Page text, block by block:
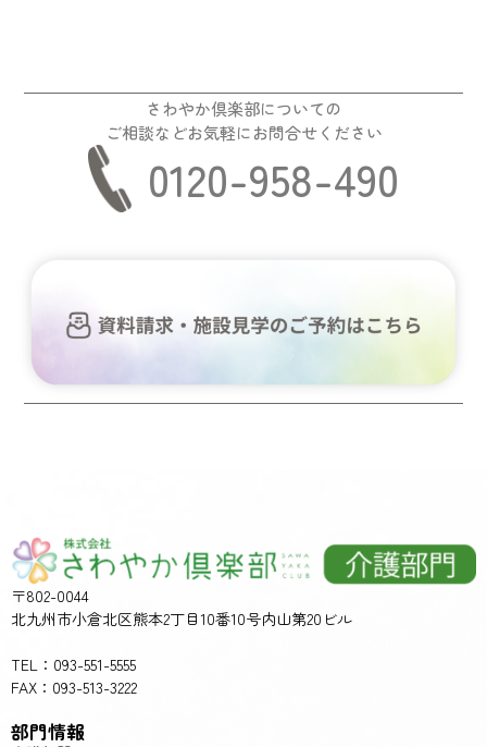
さわやか倶楽部についての
ご相談などお気軽にお問合せください
0120-958-490
〒802-0044
北九州市小倉北区熊本2丁目10番10号内山第20ビル
TEL：093-551-5555
FAX：093-513-3222
部門情報